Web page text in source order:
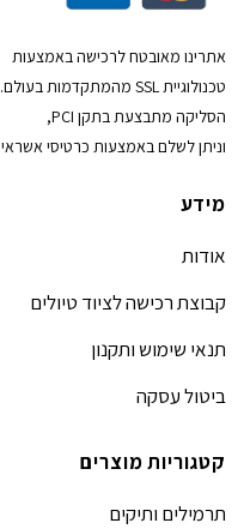
אתרינו מאובטח לרכישה באמצעות
טכנולוגיית SSL מהמתקדמות בעולם.
הסליקה מתבצעת בתקן PCI,
וניתן לשלם באמצעות כרטיסי אשראי
מידע
אודות
קבוצת רכישה לציוד טיולים
תנאי שימוש ותקנון
ביטול עסקה
קטגוריות מוצרים
תרמילים ותיקים